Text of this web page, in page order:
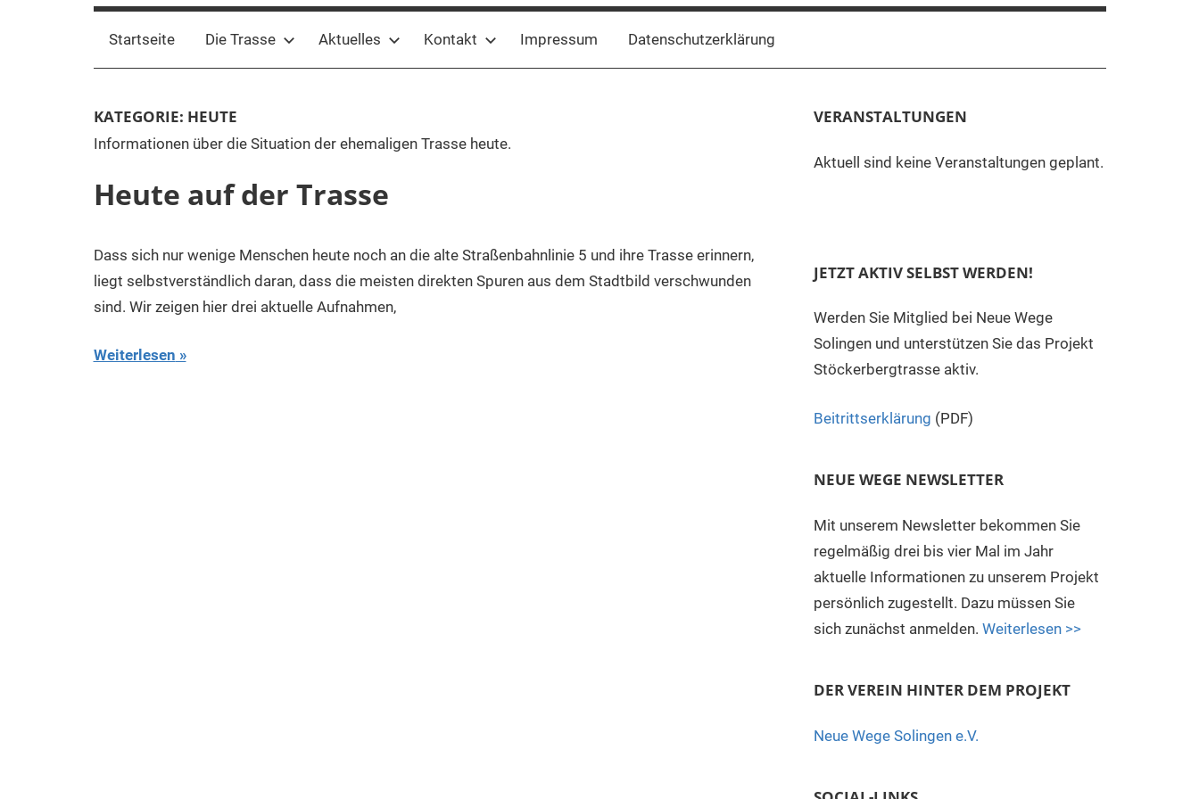
Startseite Die Trasse Aktuelles Kontakt Impressum Datenschutzerklärung
KATEGORIE: HEUTE
Informationen über die Situation der ehemaligen Trasse heute.
Heute auf der Trasse
Dass sich nur wenige Menschen heute noch an die alte Straßenbahnlinie 5 und ihre Trasse erinnern,
liegt selbstverständlich daran, dass die meisten direkten Spuren aus dem Stadtbild verschwunden
sind. Wir zeigen hier drei aktuelle Aufnahmen,
Weiterlesen
VERANSTALTUNGEN
Aktuell sind keine Veranstaltungen geplant.
JETZT AKTIV SELBST WERDEN!
Werden Sie Mitglied bei Neue Wege
Solingen und unterstützen Sie das Projekt
Stöckerbergtrasse aktiv.
Beitrittserklärung (PDF)
NEUE WEGE NEWSLETTER
Mit unserem Newsletter bekommen Sie
regelmäßig drei bis vier Mal im Jahr
aktuelle Informationen zu unserem Projekt
persönlich zugestellt. Dazu müssen Sie
sich zunächst anmelden. Weiterlesen >>
DER VEREIN HINTER DEM PROJEKT
Neue Wege Solingen e.V.